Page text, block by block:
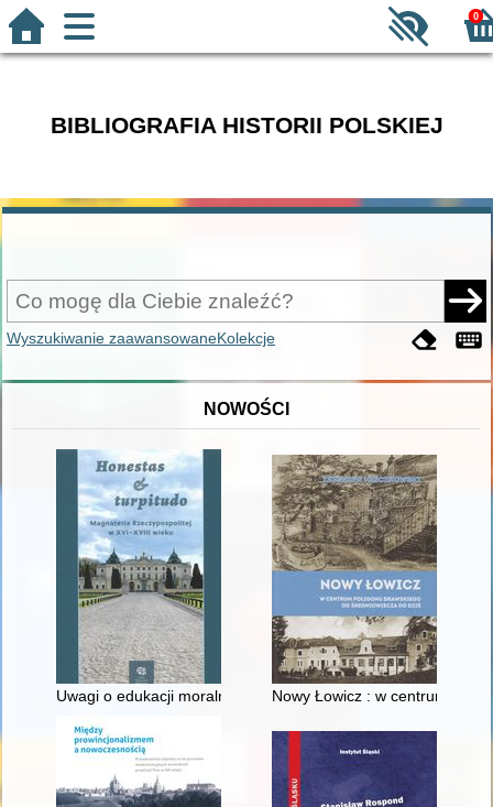
0
BIBLIOGRAFIA HISTORII POLSKIEJ
Wyszukiwanie zaawansowaneKolekcje
NOWOŚCI
Uwagi o edukacji moralnej synów szlacheckich w XVI-
Nowy Łowicz : w centrum